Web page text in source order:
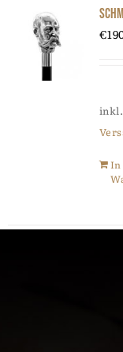
€
inkl.
In